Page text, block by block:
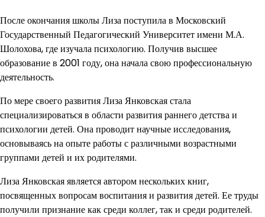
После окончания школы Лиза поступила в Московский
Государственный Педагогический Университет имени М.А.
Шолохова, где изучала психологию. Получив высшее
образование в 2001 году, она начала свою профессиональную
деятельность.
По мере своего развития Лиза Янковская стала
специализироваться в области развития раннего детства и
психологии детей. Она проводит научные исследования,
основываясь на опыте работы с различными возрастными
группами детей и их родителями.
Лиза Янковская является автором нескольких книг,
посвященных вопросам воспитания и развития детей. Ее труды
получили признание как среди коллег, так и среди родителей.